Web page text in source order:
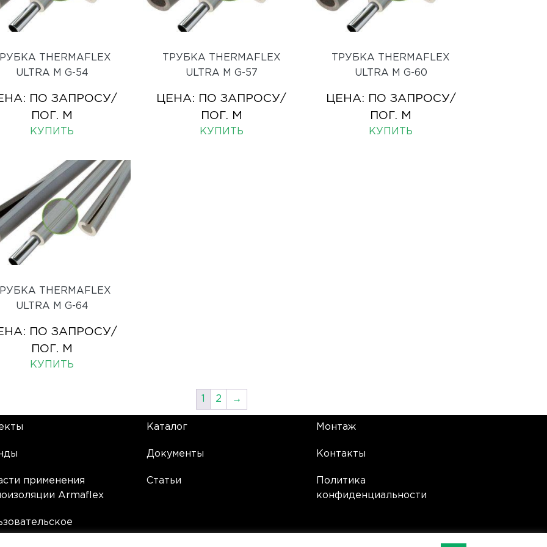
THERMAFLEX
ULTRA M G-54
ПО ЗАПРОСУ/
ПОГ. М
КУПИТЬ
ТРУБКА THERMAFLEX
ULTRA M G-57
ЦЕНА: ПО ЗАПРОСУ/
ПОГ. М
КУПИТЬ
ТРУБКА THERMAFLEX
ULTRA M G-60
ЦЕНА: ПО ЗАПРОСУ/
ПОГ. М
КУПИТЬ
THERMAFLEX
ULTRA M G-64
ПО ЗАПРОСУ/
ПОГ. М
КУПИТЬ
2 →
Каталог Монтаж
Документы Контакты
применения
Armaflex
Статьи
Политика
конфиденциальности